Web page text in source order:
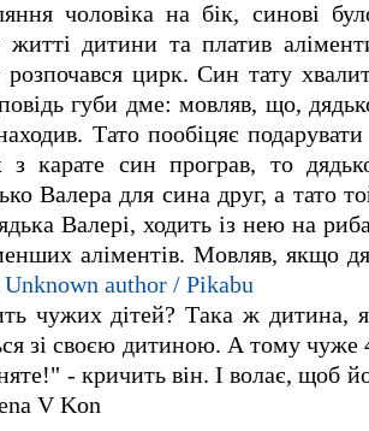
чоловіка на бік, синові
житті дитини та платив
розпочався цирк. Син тату
губи дме: мовляв, що,
Тато пообіцяє
карате син програв, то
Валера для сина друг, а тато
Валері, ходить із нею на
аліментів. Мовляв, якщо
author / Pikabu
чужих дітей? Така ж дитина,
зі своєю дитиною. А тому чуже
- кричить він. І волає, щоб
V Kon